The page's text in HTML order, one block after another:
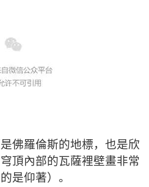
佛羅倫斯的地標，也是欣
頂內部的瓦薩裡壁畫非常
是仰著）。